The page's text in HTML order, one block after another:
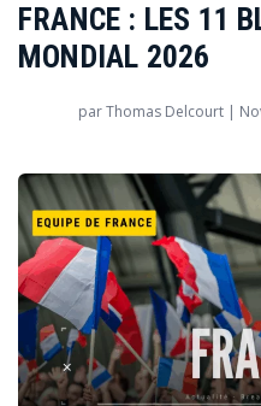
FRANCE : LES 11
MONDIAL 2026
parThomas Delcourt|